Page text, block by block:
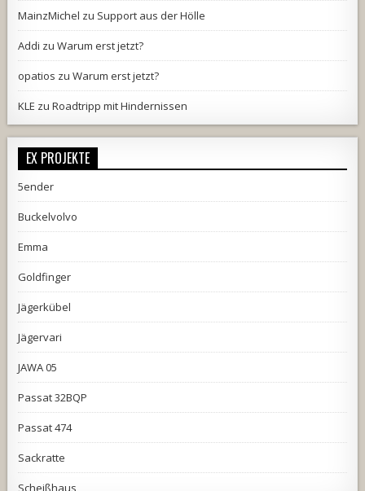
MainzMichel zu Support aus der Hölle
Addi zuWarum erst jetzt?
opatios zuWarum erst jetzt?
KLE zuRoadtripp mit Hindernissen
EX PROJEKTE
5ender
Buckelvolvo
Emma
Goldfinger
Jägerkübel
Jägervari
JAWA 05
Passat 32BQP
Passat 474
Sackratte
Scheißhaus